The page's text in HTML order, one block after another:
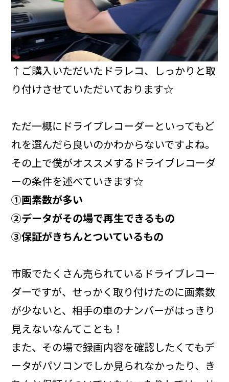
↑ご購入いただいたドラレコ、しっかりと取
り付けさせていただいております☆
ただ一概にドライブレコーダーといってもど
れを選んだら良いのかわからないですよね。
その上で僕がオススメするドライブレコーダ
ーの条件を述べていきます☆
①画素数が多い
②データがその場で再生できるもの
③保証がきちんとついているもの
市販でたくさん売られているドライブレコー
ダーですが、せっかく取り付けたのに画素数
が少ないと、相手の車のナンバーがはっきり
見えないなんてことも！
また、その場で録画内容を確認したくてもデ
ータがパソコンでしか見られなかったり、き